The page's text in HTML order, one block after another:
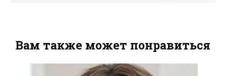
Вам также может понравиться